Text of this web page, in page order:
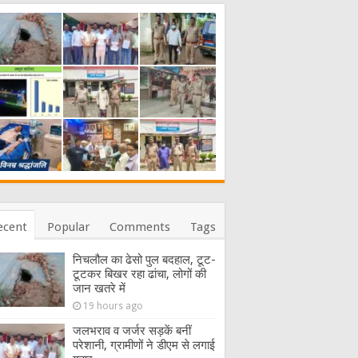
Popular Comments Tags
निचलौल का ढेसो पुल बदहाल, टूट-
टूटकर बिखर रहा ढांचा, लोगों की
जान खतरे में
19 hours ago
जलभराव व जर्जर सड़कें बनीं
परेशानी, ग्रामीणों ने डीएम से लगाई